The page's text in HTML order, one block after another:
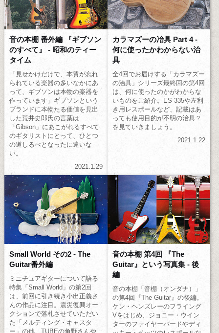
音の本棚 番外編 『ギブソン
のすべて』 - 昭和のティー
タイム
「見せかけだけで、本質が忘れ
られている楽器の多いなかにあ
って、ギブソンは本物の楽器を
作っています」ギブソンという
ブランドに本物たる価値を見出
した荒井史郎氏の言葉は
「Gibson」にあこがれるすべて
のギタリストにとって、ひとつ
の道しるべとなったに違いな
い。
2021.1.29
カラマズーの冶具 Part 4 -
何に使ったかわからない治
具
全4回でお届けする「カラマズー
の治具」シリーズ最終回の第4回
は、何に使ったのかがわからな
いものをご紹介。ES-335や左利
き用レスポールなど、記載はあ
っても使用目的が不明の治具？
を見ていきましょう。
2021.1.22
Small World その2 - The
Guitar番外編
ミニチュアギターについて語る
特集「Small World」の第2回
は、前回に引き続き小出正義さ
んの作品に注目。震災復興オー
クションで落札させていただい
た「メルティング・キャスタ
ー」の他、TUBEの角野さんや
音の本棚 第4回 『The
Guitar』という写真集 - 後
編
音の本棚「音棚（オンダナ）」
の第4回『The Guitar』の後編。
ケン・ヘンズレーのフライング
Vをはじめ、ジョニー・ウイン
ターのファイヤーバードやディ